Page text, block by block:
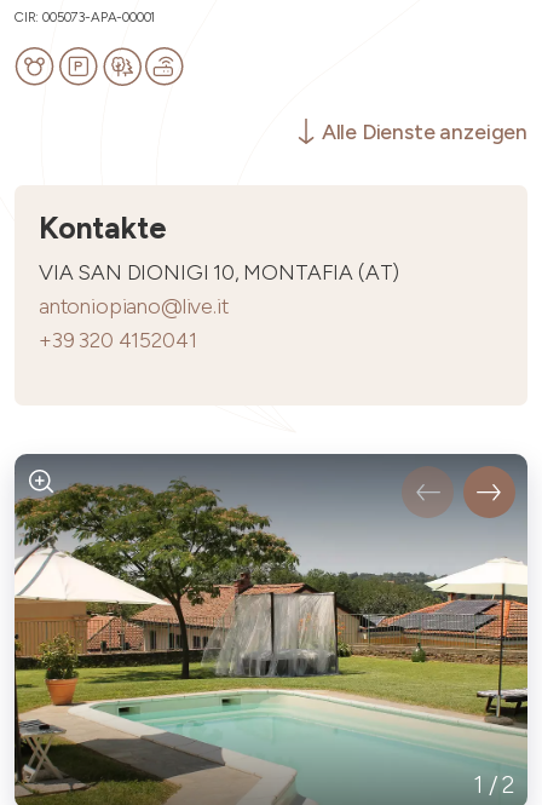
CIR: 005073-APA-00001
Alle Dienste anzeigen
Kontakte
VIA SAN DIONIGI 10, MONTAFIA (AT)
antoniopiano@live.it
+39 320 4152041
1 /2